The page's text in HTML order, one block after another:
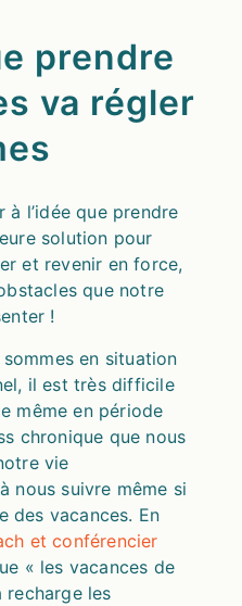
prendre
va régler
l’idée que prendre
solution pour
et revenir en force,
que notre
!
en situation
il est très difficile
même en période
chronique que nous
vie
nous suivre même si
des vacances. En
et conférencier
« les vacances de
recharge les